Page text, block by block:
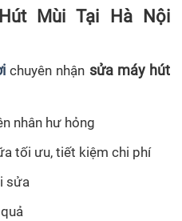
Mùi Tại Hà Nội
chuyên nhận sửa máy hút
nhân hư hỏng
tối ưu, tiết kiệm chi phí
sửa